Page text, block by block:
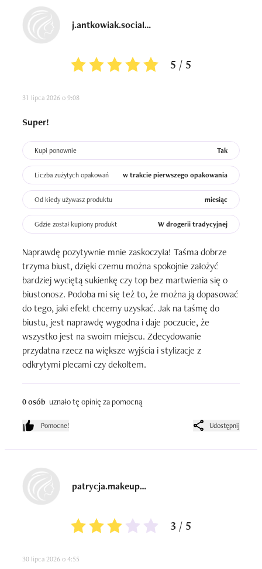
j.antkowiak.socialmedia
5 / 5
31 lipca 2026 o 9:08
Super!
Kupi ponownie Tak
Liczba zużytych opakowań w trakcie pierwszego opakowania
Od kiedy używasz produktu miesiąc
Gdzie został kupiony produkt W drogerii tradycyjnej
Naprawdę pozytywnie mnie zaskoczyła! Taśma dobrze
trzyma biust, dzięki czemu można spokojnie założyć
bardziej wyciętą sukienkę czy top bez martwienia się o
biustonosz. Podoba mi się też to, że można ją dopasować
do tego, jaki efekt chcemy uzyskać. Jak na taśmę do
biustu, jest naprawdę wygodna i daje poczucie, że
wszystko jest na swoim miejscu. Zdecydowanie
przydatna rzecz na większe wyjścia i stylizacje z
odkrytymi plecami czy dekoltem.
0 osób uznało tę opinię za pomocną
Pomocne! Udostępnij
patrycja.makeuppoland
3 / 5
30 lipca 2026 o 4:55